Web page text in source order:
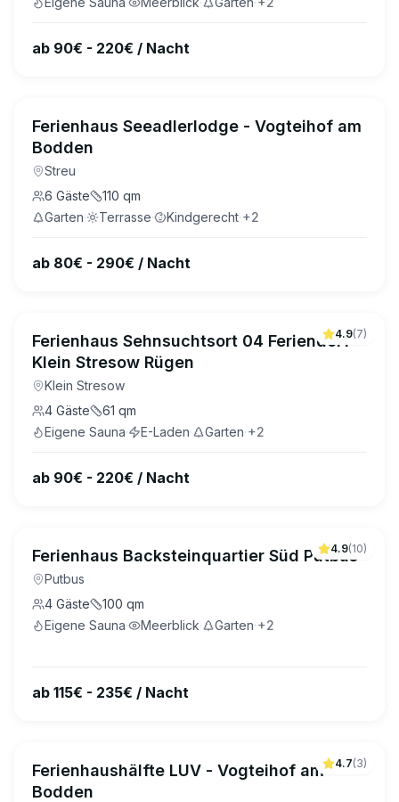
ab 90€ - 220€ / Nacht
Ferienhaus Seeadlerlodge - Vogteihof am
Bodden
Streu
6 Gäste 110 qm
Garten· Terrasse· Kindgerecht·+2
ab 80€ - 290€ / Nacht
4.9(7)
Ferienhaus Sehnsuchtsort 04 Feriendorf
Klein Stresow Rügen
Klein Stresow
4 Gäste 61 qm
Eigene Sauna· E-Laden· Garten·+2
ab 90€ - 220€ / Nacht
4.9(10)
Ferienhaus Backsteinquartier Süd Putbus
Putbus
4 Gäste 100 qm
Eigene Sauna· Meerblick· Garten·+2
ab 115€ - 235€ / Nacht
4.7(3)
Ferienhaushälfte LUV - Vogteihof am
Bodden